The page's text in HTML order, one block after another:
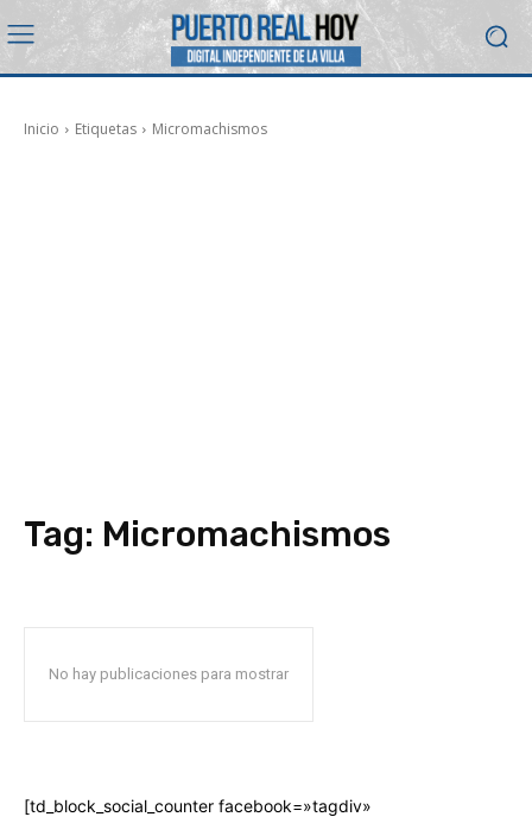
Inicio Etiquetas Micromachismos
Tag: Micromachismos
No hay publicaciones para mostrar
[td_block_social_counter facebook=»tagdiv»